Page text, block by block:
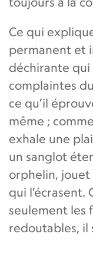
Ce qui
permanent et
déchirante qui
complaintes
ce qu’il
même ;
exhale une
un sanglot
orphelin,
qui l’écrasent.
seulement les
redoutables, il